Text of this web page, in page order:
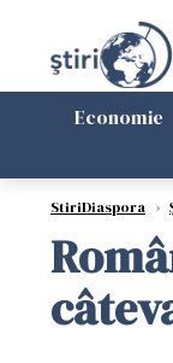
Economie
StiriDiaspora ›